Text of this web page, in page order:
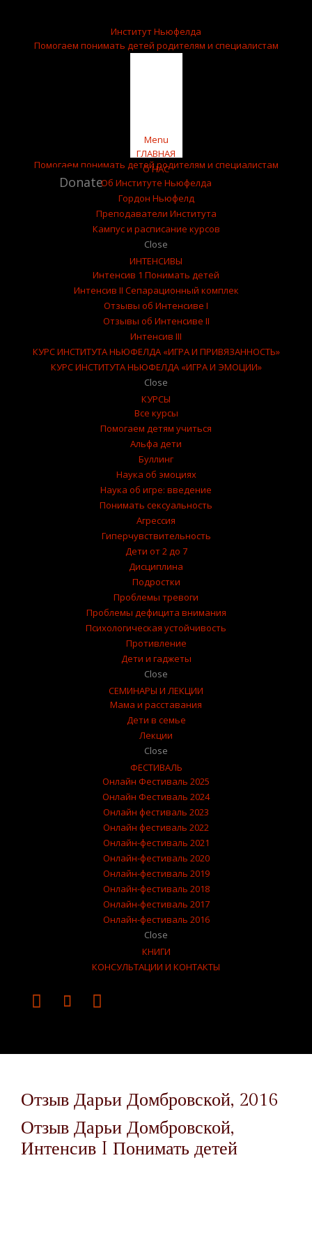
Институт Ньюфелда
Помогаем понимать детей родителям и специалистам
Помогаем понимать детейродителям и специалистам
Donate
Skip
to
content
Menu
ГЛАВНАЯ
О НАС
Об Институте Ньюфелда
Гордон Ньюфелд
Преподаватели Института
Кампус и расписание курсов
Close
ИНТЕНСИВЫ
Интенсив 1 Понимать детей
Интенсив II Сепарационный комплек
Отзывы об Интенсиве I
Отзывы об Интенсиве II
Интенсив III
КУРС ИНСТИТУТА НЬЮФЕЛДА «ИГРА И ПРИВЯЗАННОСТЬ»
КУРС ИНСТИТУТА НЬЮФЕЛДА «ИГРА И ЭМОЦИИ»
Close
КУРСЫ
Все курсы
Помогаем детям учиться
Альфа дети
Буллинг
Наука об эмоциях
Наука об игре: введение
Понимать сексуальность
Агрессия
Гиперчувствительность
Дети от 2 до 7
Дисциплина
Подростки
Проблемы тревоги
Проблемы дефицита внимания
Психологическая устойчивость
Противление
Дети и гаджеты
Close
СЕМИНАРЫ И ЛЕКЦИИ
Мама и расставания
Дети в семье
Лекции
Close
ФЕСТИВАЛЬ
Онлайн Фестиваль 2025
Онлайн Фестиваль 2024
Онлайн фестиваль 2023
Онлайн фестиваль 2022
Онлайн-фестиваль 2021
Онлайн-фестиваль 2020
Онлайн-фестиваль 2019
Онлайн-фестиваль 2018
Онлайн-фестиваль 2017
Онлайн-фестиваль 2016
Close
КНИГИ
КОНСУЛЬТАЦИИ И КОНТАКТЫ
  
Отзыв Дарьи Домбровской, 2016
Отзыв Дарьи Домбровской,
Интенсив I Понимать детей